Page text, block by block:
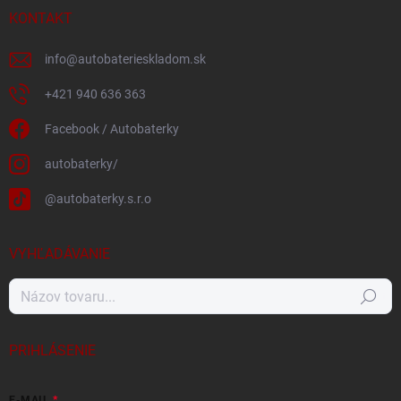
KONTAKT
info@autobaterieskladom.sk
+421 940 636 363
Facebook / Autobaterky
autobaterky/
@autobaterky.s.r.o
VYHĽADÁVANIE
Hľadať
PRIHLÁSENIE